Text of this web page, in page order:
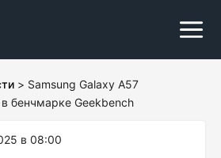
> Samsung Galaxy A57
в бенчмарке Geekbench
в 08:00